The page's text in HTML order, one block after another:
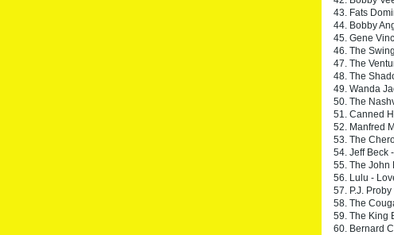
43. Fats
44. Bobby
45. Gene
46. The
47. The
48. The
49. Wanda
50. The
51. Canned
52. Manfred
53. The
54. Jeff Beck
55. The John
56. Lulu -
57. P.J.
58. The
59. The King
60. Bernard